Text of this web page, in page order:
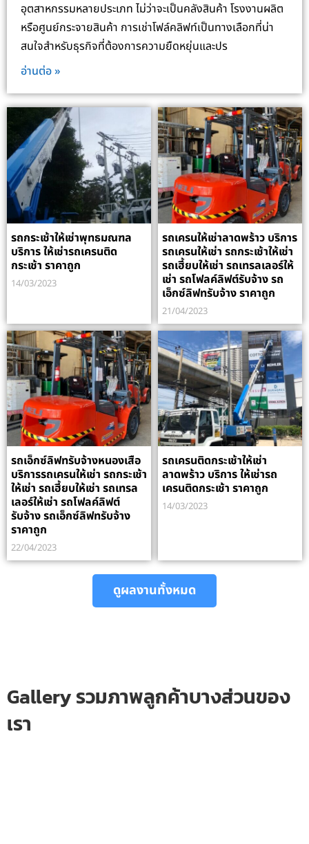
อุตสาหกรรมหลายประเภท ไม่ว่าจะเป็นคลังสินค้า โรงงานผลิต
หรือศูนย์กระจายสินค้า การเช่าโฟล์คลิฟท์เป็นทางเลือกที่น่า
สนใจสำหรับธุรกิจที่ต้องการความยืดหยุ่นและปร
อ่านต่อ »
รถกระเช้าให้เช่าพุทธมณฑล
บริการ ให้เช่ารถเครนติด
กระเช้า ราคาถูก
14/03/2023
รถเครนให้เช่าลาดพร้าว บริการ
รถเครนให้เช่า รถกระเช้าให้เช่า
รถเฮี้ยบให้เช่า รถเทรลเลอร์ให้
เช่า รถโฟลค์ลิฟต์รับจ้าง รถ
เอ็กซ์ลิฟทรับจ้าง ราคาถูก
21/04/2023
รถเอ็กซ์ลิฟทรับจ้างหนองเสือ
บริการรถเครนให้เช่า รถกระเช้า
ให้เช่า รถเฮี้ยบให้เช่า รถเทรล
เลอร์ให้เช่า รถโฟลค์ลิฟต์
รับจ้าง รถเอ็กซ์ลิฟทรับจ้าง
ราคาถูก
22/04/2023
รถเครนติดกระเช้าให้เช่า
ลาดพร้าว บริการ ให้เช่ารถ
เครนติดกระเช้า ราคาถูก
14/03/2023
ดูผลงานทั้งหมด
Gallery รวมภาพลูกค้าบางส่วนของ
เรา